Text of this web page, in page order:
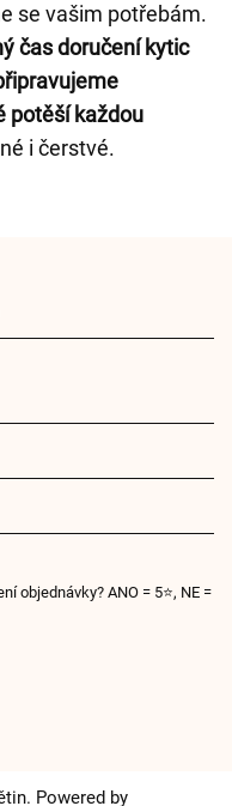
se vašim potřebám.
čas doručení kytic
potěší každou
i čerstvé.
objednávky? ANO = 5⭐, NE =
Powered by